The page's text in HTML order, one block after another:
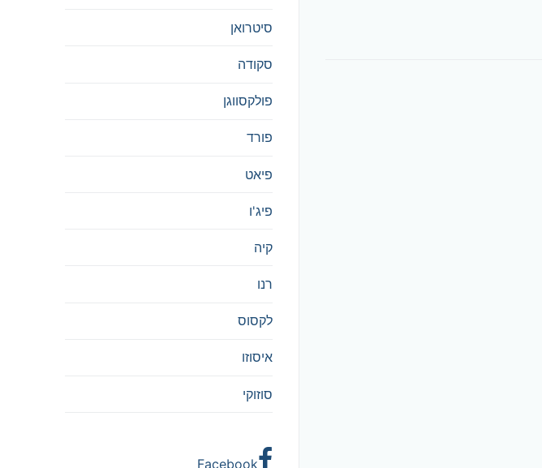
סיטרואן
סקודה
פולקסווגן
פורד
פיאט
פיג'ו
קיה
רנו
לקסוס
איסוזו
סוזוקי
Facebook